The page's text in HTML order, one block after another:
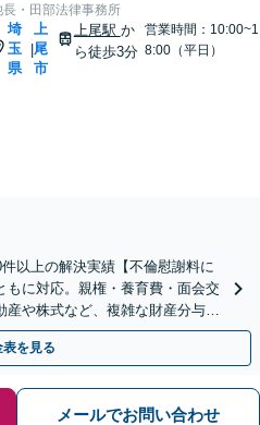
長・田部法律事務所
埼
玉
県
|
上
尾
市
上尾駅 か
ら徒歩3分
営業時間：10:00~1
8:00（平日）
以上の解決実績【不倫慰謝料に
もに対応。親権・養育費・面会交
産や株式など、複雑な財産分与
相談】【上尾駅3分】
表を見る
メールでお問い合わせ